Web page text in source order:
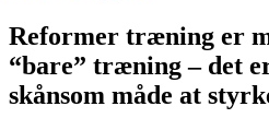
Reformer træning er
“bare” træning – det
skånsom måde at